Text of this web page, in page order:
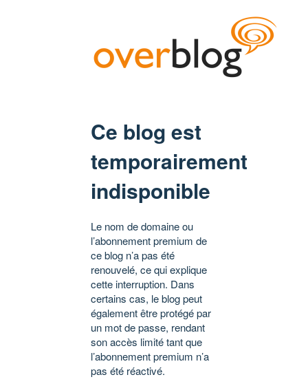
Ce blog est
temporairement
indisponible
Le nom de domaine ou
l’abonnement premium de
ce blog n’a pas été
renouvelé, ce qui explique
cette interruption. Dans
certains cas, le blog peut
également être protégé par
un mot de passe, rendant
son accès limité tant que
l’abonnement premium n’a
pas été réactivé.